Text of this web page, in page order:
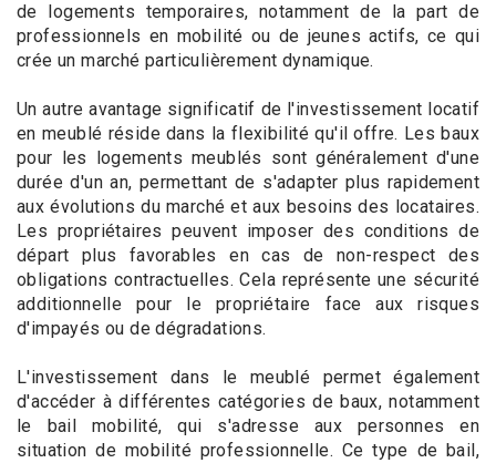
de logements temporaires, notamment de la part de
professionnels en mobilité ou de jeunes actifs, ce qui
crée un marché particulièrement dynamique.
Un autre avantage significatif de l'investissement locatif
en meublé réside dans la flexibilité qu'il offre. Les baux
pour les logements meublés sont généralement d'une
durée d'un an, permettant de s'adapter plus rapidement
aux évolutions du marché et aux besoins des locataires.
Les propriétaires peuvent imposer des conditions de
départ plus favorables en cas de non-respect des
obligations contractuelles. Cela représente une sécurité
additionnelle pour le propriétaire face aux risques
d'impayés ou de dégradations.
L'investissement dans le meublé permet également
d'accéder à différentes catégories de baux, notamment
le bail mobilité, qui s'adresse aux personnes en
situation de mobilité professionnelle. Ce type de bail,